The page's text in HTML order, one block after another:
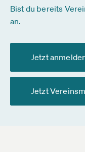
Bist du bereits
an.
Jetzt
Jetzt